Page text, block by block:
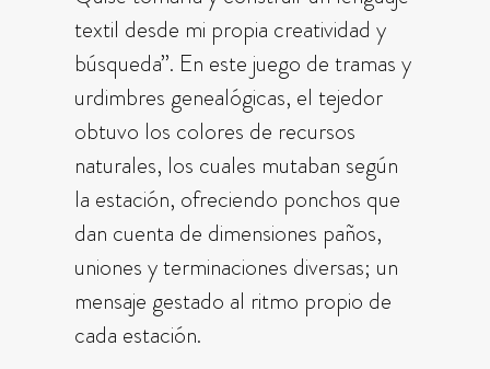
textil desde mi propia creatividad y
búsqueda”. En este juego de tramas y
urdimbres genealógicas, el tejedor
obtuvo los colores de recursos
naturales, los cuales mutaban según
la estación, ofreciendo ponchos que
dan cuenta de dimensiones paños,
uniones y terminaciones diversas; un
mensaje gestado al ritmo propio de
cada estación.